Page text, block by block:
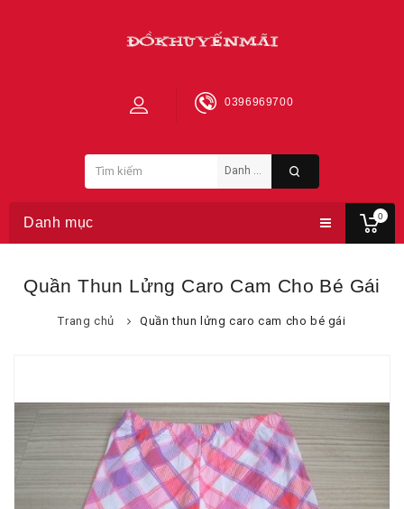
0
0396969700
Danh mục
Quần Thun Lửng Caro Cam Cho Bé Gái
Trang chủ Quần thun lửng caro cam cho bé gái